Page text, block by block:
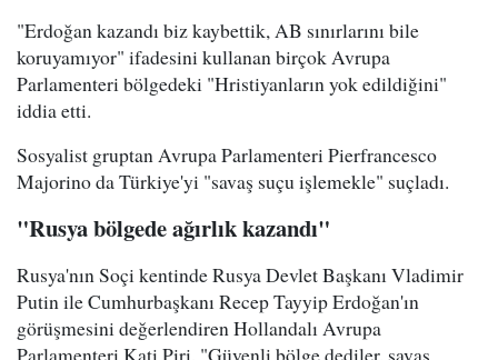
"Erdoğan kazandı biz kaybettik, AB sınırlarını bile
koruyamıyor" ifadesini kullanan birçok Avrupa
Parlamenteri bölgedeki "Hristiyanların yok edildiğini"
iddia etti.
Sosyalist gruptan Avrupa Parlamenteri Pierfrancesco
Majorino da Türkiye'yi "savaş suçu işlemekle" suçladı.
"Rusya bölgede ağırlık kazandı"
Rusya'nın Soçi kentinde Rusya Devlet Başkanı Vladimir
Putin ile Cumhurbaşkanı Recep Tayyip Erdoğan'ın
görüşmesini değerlendiren Hollandalı Avrupa
Parlamenteri Kati Piri, "Güvenli bölge dediler, savaş